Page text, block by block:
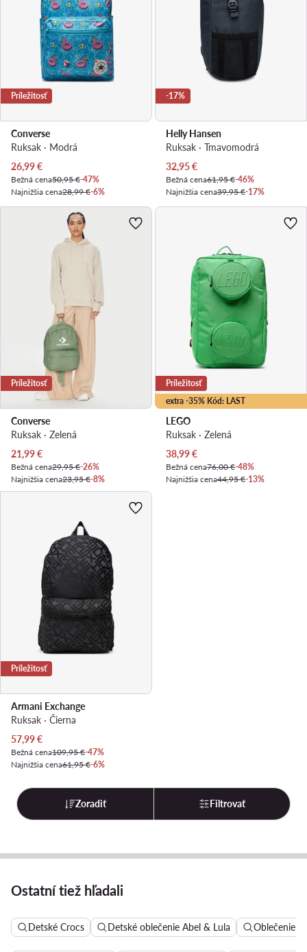
Príležitosť
Converse
Ruksak · Modrá
Aktuálna cena
26,99€
Bežná cena50,95 €-47%
Najnižšia cena28,99 €-6%
-17%
Helly Hansen
Ruksak · Tmavomodrá
Aktuálna cena
32,95€
Bežná cena61,95 €-46%
Najnižšia cena39,95 €-17%
Príležitosť
Converse
Ruksak · Zelená
Aktuálna cena
21,99€
Bežná cena29,95 €-26%
Najnižšia cena23,95 €-8%
extra -35% Kód: LAST
Príležitosť
LEGO
Ruksak · Zelená
Aktuálna cena
38,99€
Bežná cena76,00 €-48%
Najnižšia cena44,95 €-13%
Príležitosť
Armani Exchange
Ruksak · Čierna
Aktuálna cena
57,99€
Bežná cena109,95 €-47%
Najnižšia cena61,95 €-6%
Zoradiť Filtrovať
Ostatní tiež hľadali
Detské Crocs Detské oblečenie Abel & Lula Oblečenie